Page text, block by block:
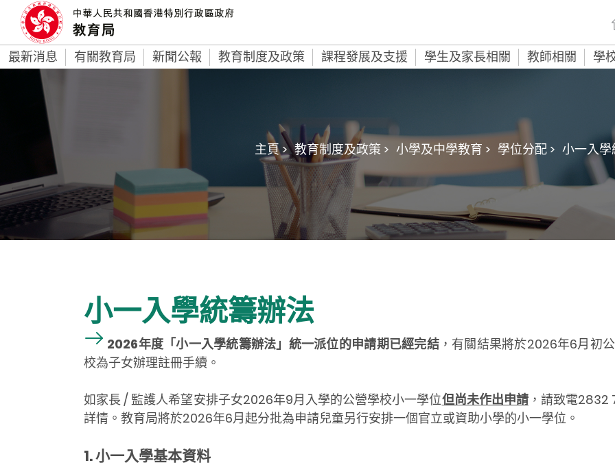
最新消息 有關教育局 新聞公報 教育制度及政策 課程發展及支援 學生及家長相關 教師相關 學
主頁 > 教育制度及政策 > 小學及中學教育 > 學位分配 > 小一入
小一入學統籌辦法
2026年度「小一入學統籌辦法」統一派位的申請期已經完結，有關結果將於2026年6月初
校為子女辦理註冊手續。
如家長 / 監護人希望安排子女2026年9月入學的公營學校小一學位但尚未作出申請，請致電2832
詳情。教育局將於2026年6月起分批為申請兒童另行安排一個官立或資助小學的小一學位。
1. 小一入學基本資料